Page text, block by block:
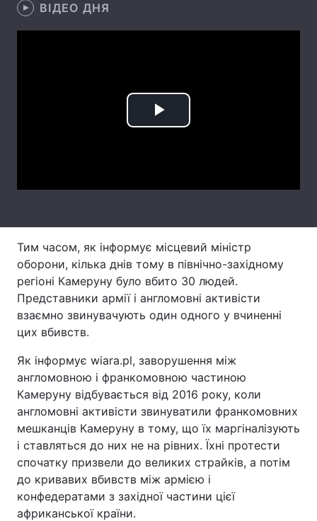
Зброя
Архів Вакансії
Контакти
Послуги
Тема оформлення
ВІДЕО ДНЯ
Play
Тим часом, як інформує місцевий міністр
оборони, кілька днів тому в північно-західному
регіоні Камеруну було вбито 30 людей.
Представники армії і англомовні активісти
взаємно звинувачують один одного у вчиненні
цих вбивств.
Як інформує wiara.pl, заворушення між
англомовною і франкомовною частиною
Камеруну відбувається від 2016 року, коли
англомовні активісти звинуватили франкомовних
мешканців Камеруну в тому, що їх маргіналізують
і ставляться до них не на рівних. Їхні протести
спочатку призвели до великих страйків, а потім
до кривавих вбивств між армією і
конфедератами з західної частини цієї
африканської країни.